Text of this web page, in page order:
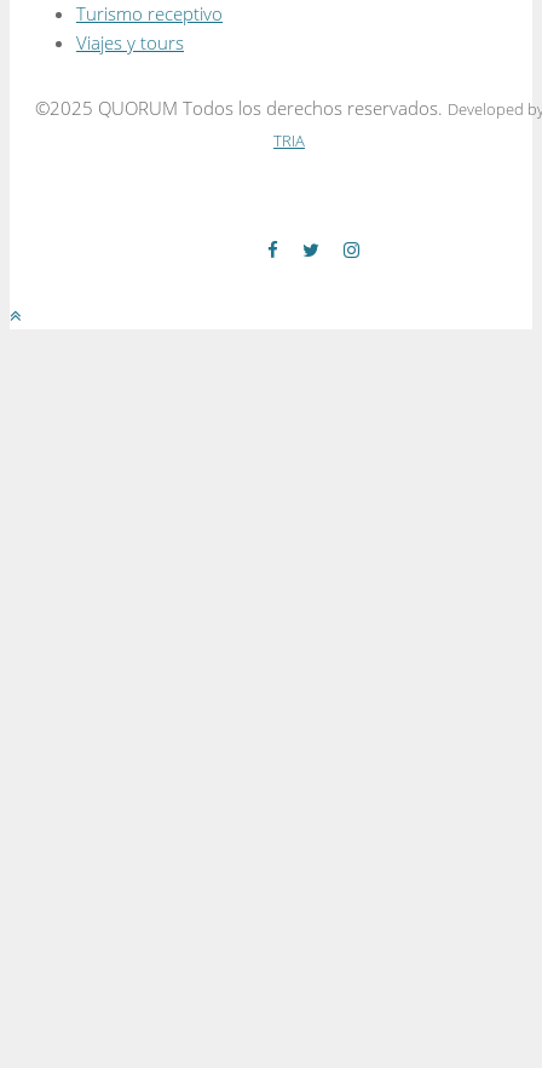
Turismo receptivo
Viajes y tours
©2025 QUORUM Todos los derechos reservados. Developed
TRIA